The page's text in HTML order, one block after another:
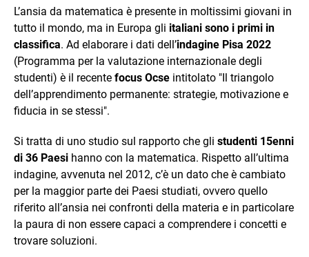
L’ansia da matematica è presente in moltissimi giovani in
tutto il mondo, ma in Europa gli italiani sono i primi in
classifica. Ad elaborare i dati dell’indagine Pisa 2022
(Programma per la valutazione internazionale degli
studenti) è il recente focus Ocse intitolato "Il triangolo
dell’apprendimento permanente: strategie, motivazione e
fiducia in se stessi".
Si tratta di uno studio sul rapporto che gli studenti 15enni
di 36 Paesi hanno con la matematica. Rispetto all’ultima
indagine, avvenuta nel 2012, c’è un dato che è cambiato
per la maggior parte dei Paesi studiati, ovvero quello
riferito all’ansia nei confronti della materia e in particolare
la paura di non essere capaci a comprendere i concetti e
trovare soluzioni.